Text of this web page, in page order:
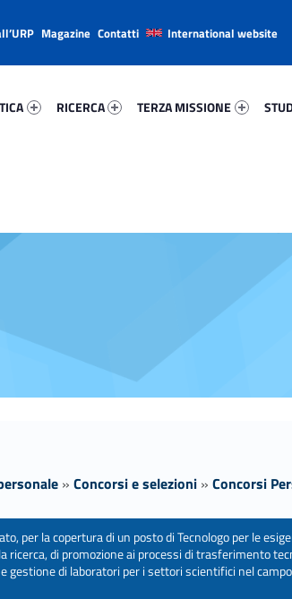
RICERCA
TERZA MISSIONE
Magazine Contatti International website
» Concorsi e selezioni » Concorsi
per la copertura di un posto di Tecnologo per le
ricerca, di promozione ai processi di trasferimento
di laboratori per i settori scientifici nel